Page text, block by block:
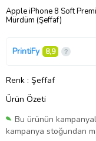
Apple iPhone 8 Soft
Mürdüm (Şeffaf)
PrintiFy 8,9
Renk : Şeffaf
Ürün Özeti
Bu ürünün
kampanya stoğundan